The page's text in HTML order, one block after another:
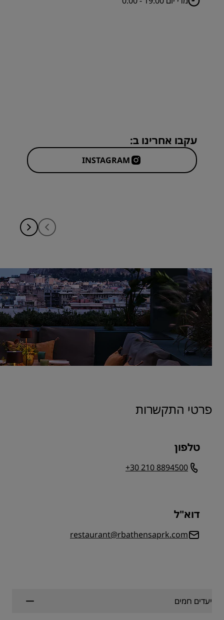
עקבו אחרינו ב:
INSTAGRAM
פרטי התקשרות
טלפון
+30 210 8894500
דוא"ל
restaurant@rbathensaprk.com
יעדים חמים